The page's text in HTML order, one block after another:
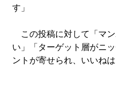
す」
この投稿に対して「マ
い」「ターゲット層がニ
ントが寄せられ、いいね